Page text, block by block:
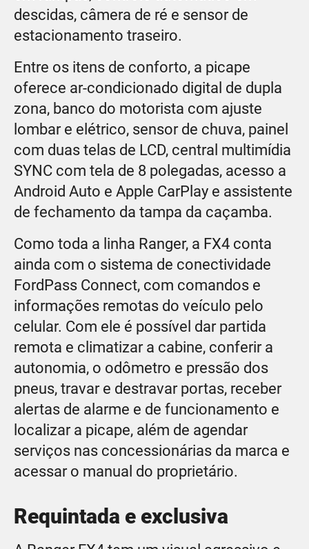
descidas, câmera de ré e sensor de
estacionamento traseiro.
Entre os itens de conforto, a picape
oferece ar-condicionado digital de dupla
zona, banco do motorista com ajuste
lombar e elétrico, sensor de chuva, painel
com duas telas de LCD, central multimídia
SYNC com tela de 8 polegadas, acesso a
Android Auto e Apple CarPlay e assistente
de fechamento da tampa da caçamba.
Como toda a linha Ranger, a FX4 conta
ainda com o sistema de conectividade
FordPass Connect, com comandos e
informações remotas do veículo pelo
celular. Com ele é possível dar partida
remota e climatizar a cabine, conferir a
autonomia, o odômetro e pressão dos
pneus, travar e destravar portas, receber
alertas de alarme e de funcionamento e
localizar a picape, além de agendar
serviços nas concessionárias da marca e
acessar o manual do proprietário.
Requintada e exclusiva